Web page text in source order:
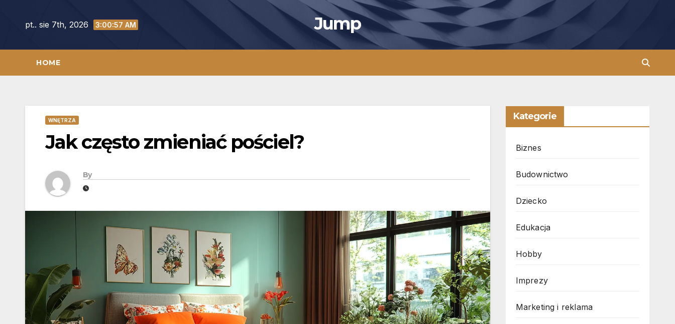
pt.. sie 7th, 2026 3:00:58 AM Jump
HOME
WNĘTRZA
Jak często zmieniać pościel?
By
Kategorie
Biznes
Budownictwo
Dziecko
Edukacja
Hobby
Imprezy
Marketing i reklama